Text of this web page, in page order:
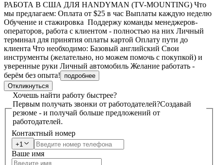
РАБОТА В США ДЛЯ HANDYMAN (TV-MOUNTING) Что
мы предлагаем: Оплата от $25 в час Выплаты каждую неделю
Обучение и стажировка Поддержу команды менеджеров-
операторов, работа с клиентом - полностью на них Личный
терминал для принятия оплаты картой Оплату пути до
клиента Что необходимо: Базовый английский Свои
инструменты (желательно, но можем помочь с покупкой) и
уверенные руки Личный автомобиль Желание работать -
берём без опыта!
подробнее
Откликнуться
Хочешь найти работу быстрее?
Первым получать звонки от работодателей?Создавай
резюме - и получай больше предложений от
работодателей.
Контактный номер
+1
Ваше имя